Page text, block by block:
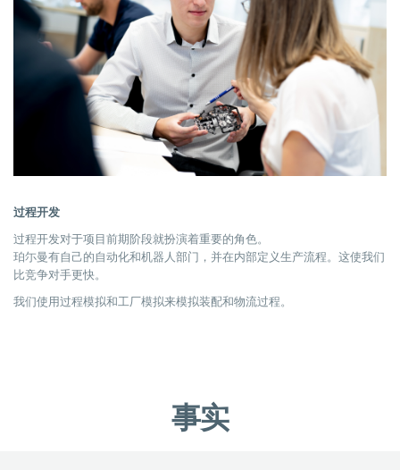
过程开发
过程开发对于项目前期阶段就扮演着重要的角色。
珀尓曼有自己的自动化和机器人部门，并在内部定义生产流程。这使我们
比竞争对手更快。
我们使用过程模拟和工厂模拟来模拟装配和物流过程。
事实